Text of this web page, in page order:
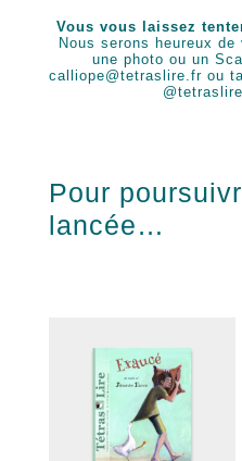
Vous vous laissez
Nous serons heureux
une photo ou un
calliope@tetraslire.fr ou
Pour
lancée…